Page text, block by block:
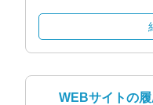
WEBサイトの